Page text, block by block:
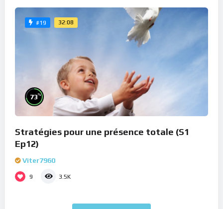
#19 32:08
73%
Stratégies pour une présence totale (S1
Ep12)
Viter7960
9 3.5K